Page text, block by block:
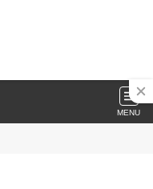
MENU